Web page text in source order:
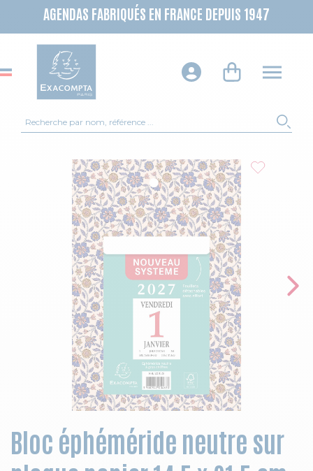
AGENDAS FABRIQUÉS EN FRANCE DEPUIS 1947
Skip to the end of the images gallery
Bloc éphéméride neutre sur